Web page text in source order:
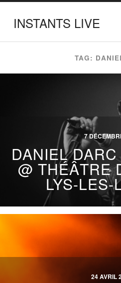
INSTANTS LIVE
TAG:
7
DANIEL
@ THÉÂTRE
LYS-LES-
24 AVRIL